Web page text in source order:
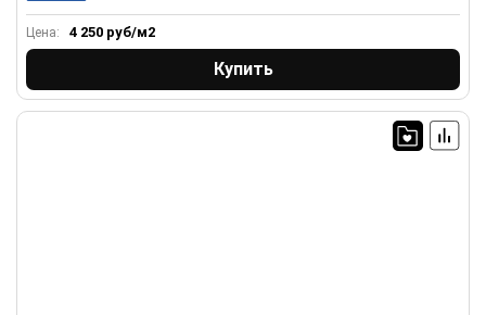
Цена: 4 250 руб/м2
Купить